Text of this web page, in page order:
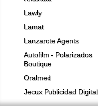
Lawly
Lamat
Lanzarote​ Agents
Autofilm - Polarizados
Boutique
Oralmed
Jecux Publicidad Digital